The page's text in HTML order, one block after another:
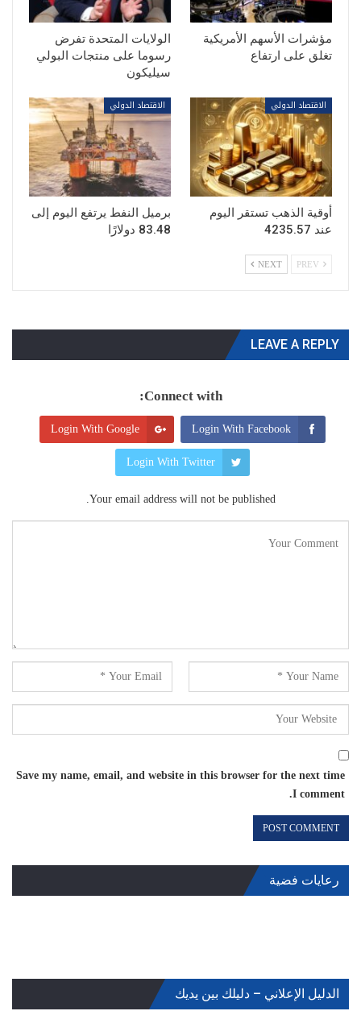
مؤشرات الأسهم الأمريكية
تغلق على ارتفاع
الولايات المتحدة تفرض
رسوما على منتجات البولي
سيليكون
الاقتصاد الدولي
أوقية الذهب تستقر اليوم
عند 4235.57
الاقتصاد الدولي
برميل النفط يرتفع اليوم إلى
83.48 دولارًا
NEXT
LEAVE A REPLY
Connect with:
Login With Facebook
Login With Google
Login With Twitter
Your email address will not be published.
Save my name, email, and website in this browser for the next time
I comment.
رعايات فضية
الدليل الإعلاني – دليلك بين يديك